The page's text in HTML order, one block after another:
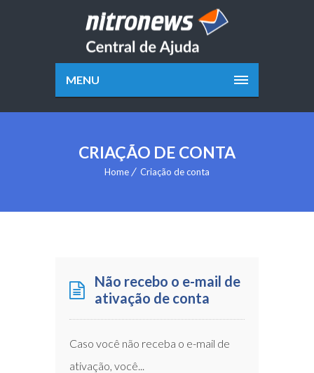
MENU
CRIAÇÃO DE CONTA
Home Criação de conta
Não recebo o e-mail de
ativação de conta
Caso você não receba o e-mail de
ativação, você...